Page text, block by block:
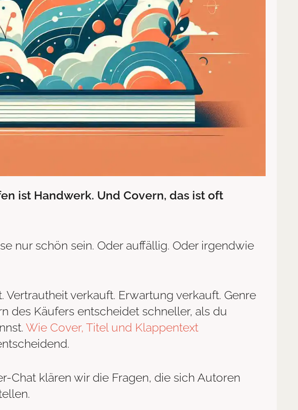
ist Handwerk. Und Covern, das ist oft
nur schön sein. Oder auffällig. Oder irgendwie
Vertrautheit verkauft. Erwartung verkauft. Genre
des Käufers entscheidet schneller, als du
Wie Cover, Titel und Klappentext
Chat klären wir die Fragen, die sich Autoren